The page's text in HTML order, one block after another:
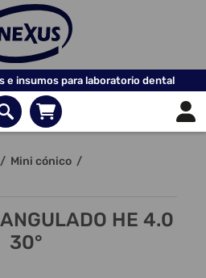
e insumos para laboratorio dental
/ Mini cónico /
HE 4.0
30°